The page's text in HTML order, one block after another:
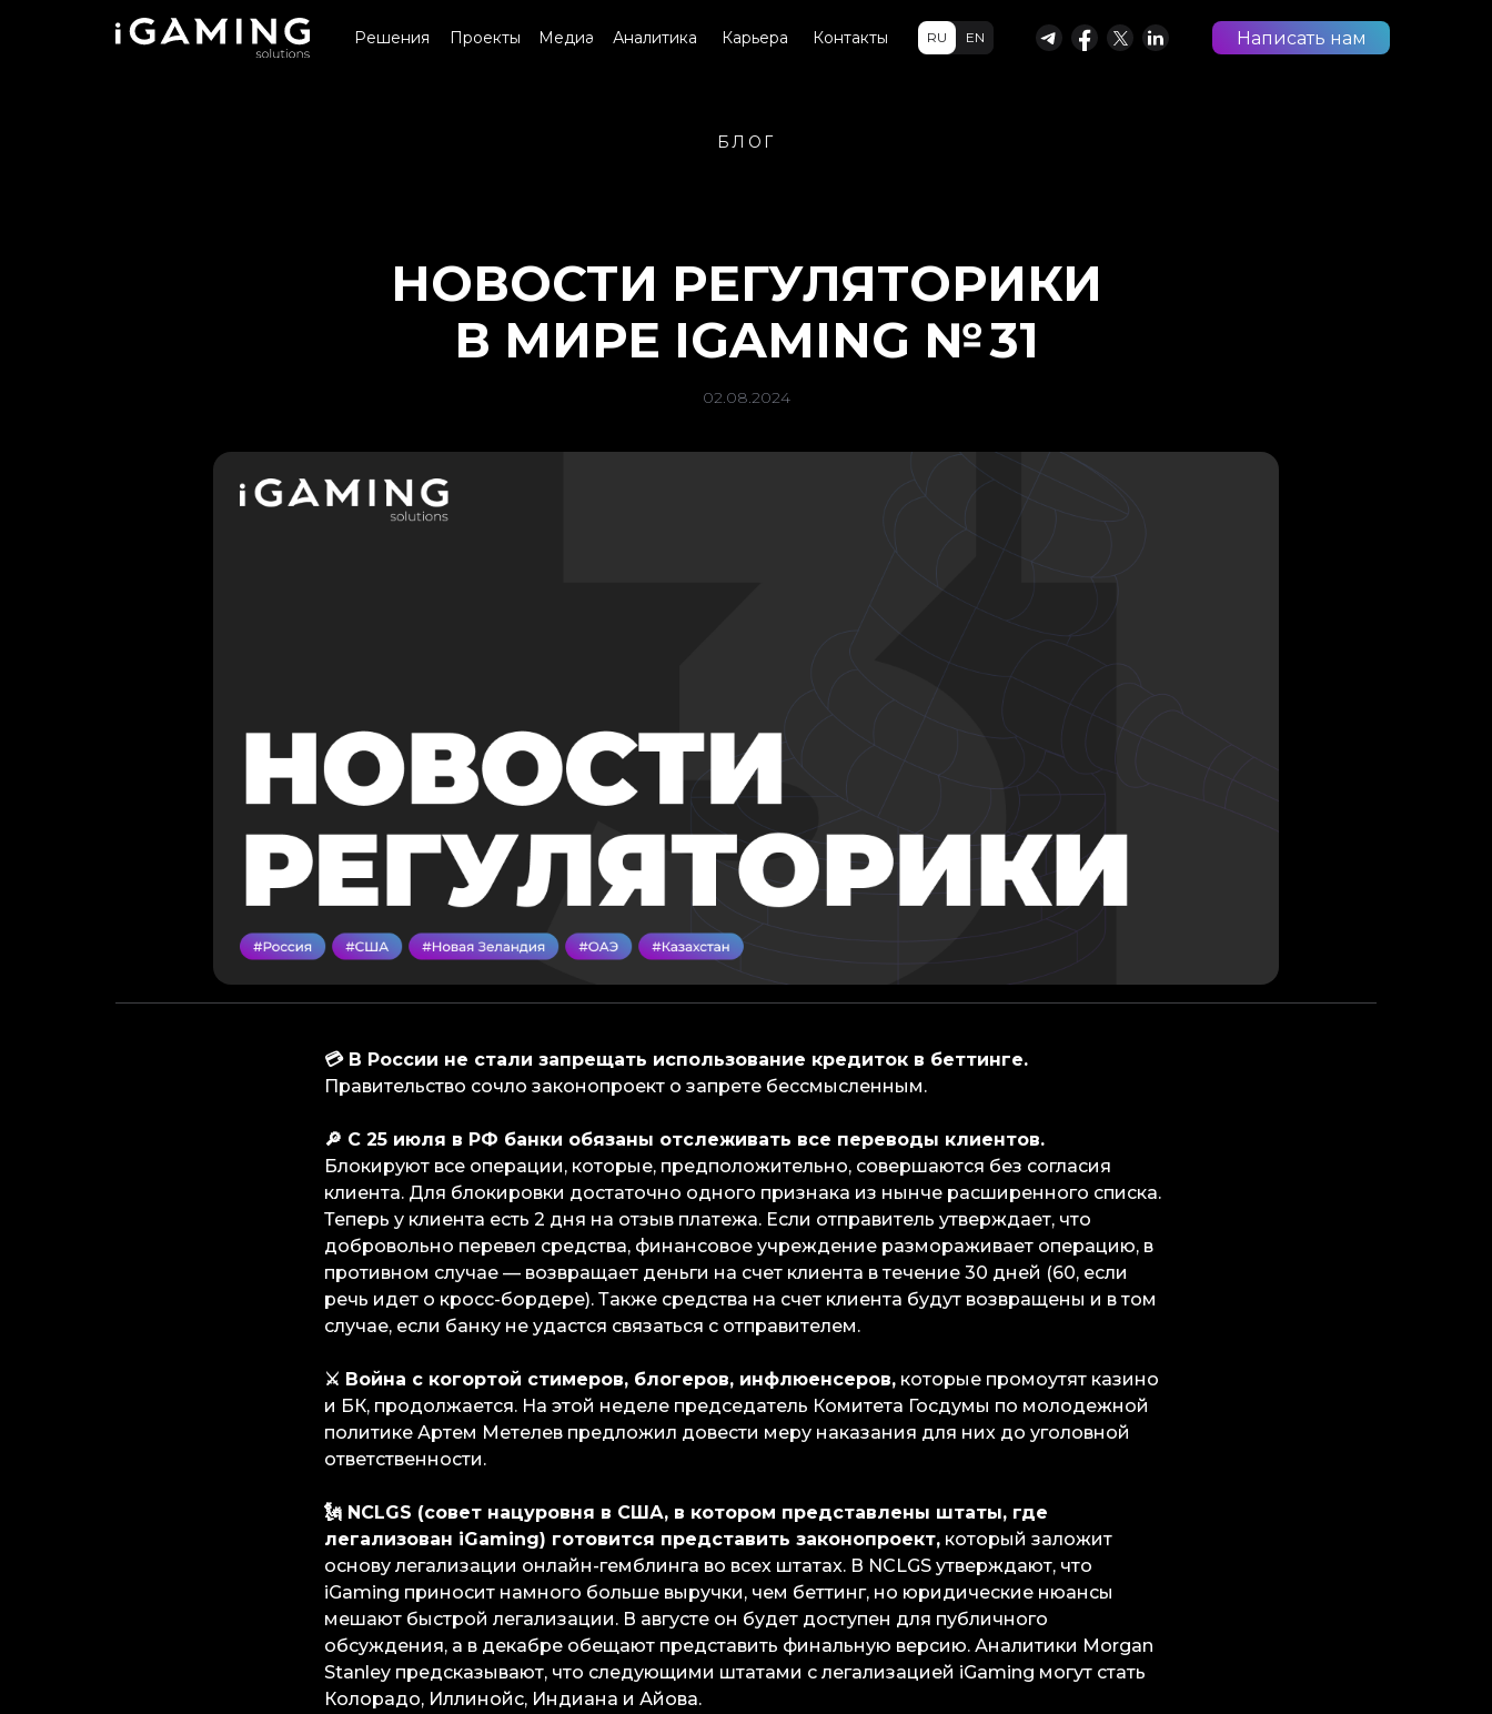
Написать нам
RU EN
Решения Проекты Медиа Аналитика Контакты
Карьера
БЛОГ
НОВОСТИ РЕГУЛЯТОРИКИ
В МИРЕ IGAMING № 31
02.08.2024
💳 В России не стали запрещать использование кредиток в беттинге.
Правительство сочло законопроект о запрете бессмысленным.
🔎 С 25 июля в РФ банки обязаны отслеживать все переводы клиентов.
Блокируют все операции, которые, предположительно, совершаются без согласия
клиента. Для блокировки достаточно одного признака из нынче расширенного списка.
Теперь у клиента есть 2 дня на отзыв платежа. Если отправитель утверждает, что
добровольно перевел средства, финансовое учреждение размораживает операцию, в
противном случае — возвращает деньги на счет клиента в течение 30 дней (60, если
речь идет о кросс-бордере). Также средства на счет клиента будут возвращены и в том
случае, если банку не удастся связаться с отправителем.
⚔️ Война с когортой стимеров, блогеров, инфлюенсеров, которые промоутят казино
и БК, продолжается. На этой неделе председатель Комитета Госдумы по молодежной
политике Артем Метелев предложил довести меру наказания для них до уголовной
ответственности.
🗽 NCLGS (совет нацуровня в США, в котором представлены штаты, где
легализован iGaming) готовится представить законопроект, который заложит
основу легализации онлайн-гемблинга во всех штатах. В NCLGS утверждают, что
iGaming приносит намного больше выручки, чем беттинг, но юридические нюансы
мешают быстрой легализации. В августе он будет доступен для публичного
обсуждения, а в декабре обещают представить финальную версию. Аналитики Morgan
Stanley предсказывают, что следующими штатами с легализацией iGaming могут стать
Колорадо, Иллинойс, Индиана и Айова.